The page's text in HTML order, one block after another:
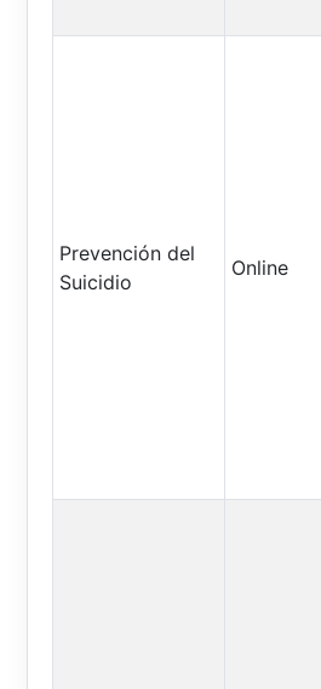
Prevención del
Suicidio
Online